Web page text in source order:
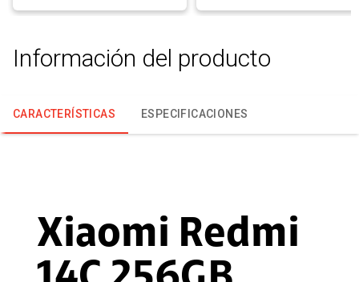
Información del producto
CARACTERÍSTICAS ESPECIFICACIONES
Xiaomi Redmi